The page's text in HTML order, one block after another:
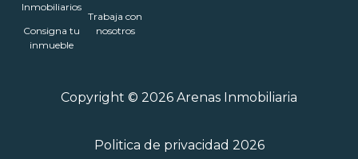
Inmobiliarios
Consigna tu
inmueble
Trabaja con
nosotros
Copyright © 2026 Arenas Inmobiliaria
Politica de privacidad 2026